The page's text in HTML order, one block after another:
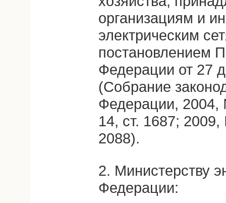
организациям и
электрическим
постановлением
Федерации от 27
(Собрание
Федерации,
14, ст. 1687;
2088).
2. Министерству
Федерации: